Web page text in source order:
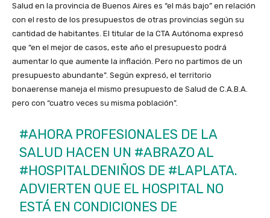
Salud en la provincia de Buenos Aires es “el más bajo” en relación
con el resto de los presupuestos de otras provincias según su
cantidad de habitantes. El titular de la CTA Autónoma expresó
que “en el mejor de casos, este año el presupuesto podrá
aumentar lo que aumente la inflación. Pero no partimos de un
presupuesto abundante”. Según expresó, el territorio
bonaerense maneja el mismo presupuesto de Salud de C.A.B.A.
pero con “cuatro veces su misma población”.
#AHORAPROFESIONALES DE LA
SALUD HACEN UN #ABRAZOAL
#HOSPITALDENIÑOS DE #LAPLATA.
ADVIERTEN QUE EL HOSPITAL NO
ESTÁ EN CONDICIONES DE